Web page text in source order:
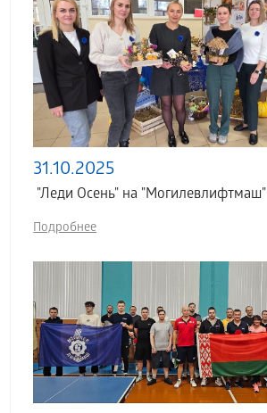
31.10.2025
"Леди Осень" на "Могилевлифтмаш"
Подробнее